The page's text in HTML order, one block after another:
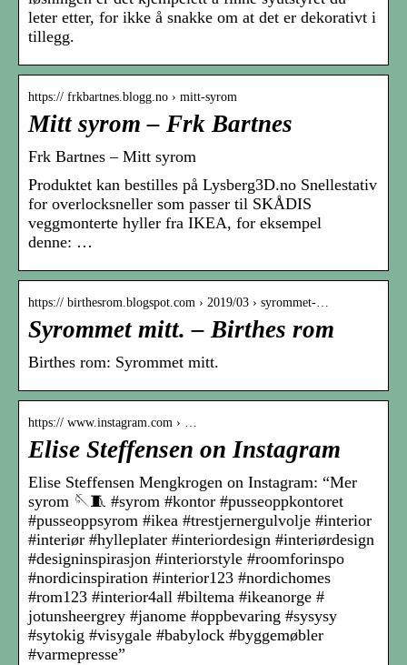
leter etter, for ikke å snakke om at det er dekorativt i
tillegg.
https:// frkbartnes.blogg.no › mitt-syrom
Mitt syrom – Frk Bartnes
Frk Bartnes – Mitt syrom
Produktet kan bestilles på Lysberg3D.no Snellestativ
for overlocksneller som passer til SKÅDIS
veggmonterte hyller fra IKEA, for eksempel
denne: …
https:// birthesrom.blogspot.com › 2019/03 › syrommet-…
Syrommet mitt. – Birthes rom
Birthes rom: Syrommet mitt.
https:// www.instagram.com › …
Elise Steffensen on Instagram
Elise Steffensen Mengkrogen on Instagram: “Mer
syrom 🪡🧵 #syrom #kontor #pusseoppkontoret
#pusseoppsyrom #ikea #trestjernergulvolje #interior
#interiør #hylleplater #interiordesign #interiørdesign
#designinspirasjon #interiorstyle #roomforinspo
#nordicinspiration #interior123 #nordichomes
#rom123 #interior4all #biltema #ikeanorge #
jotunsheergrey #janome #oppbevaring #sysysy
#sytokig #visygale #babylock #byggemøbler
#varmepresse”